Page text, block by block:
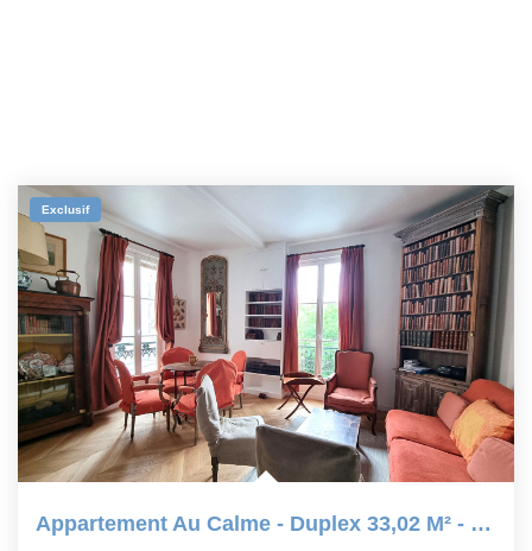
Exclusif
Appartement Au Calme - Duplex 33,02 M² - Paris 75005